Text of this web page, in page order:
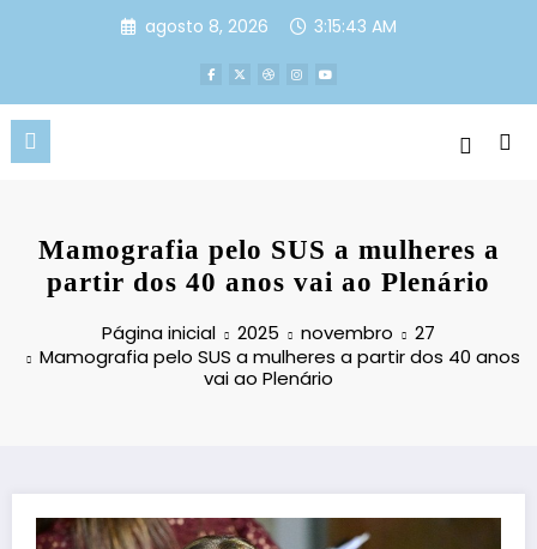
agosto 8, 2026 3:15:43 AM
Mamografia pelo SUS a mulheres a
partir dos 40 anos vai ao Plenário
Página inicial 2025 novembro
27
Mamografia pelo SUS a mulheres a partir dos 40 anos
vai ao Plenário